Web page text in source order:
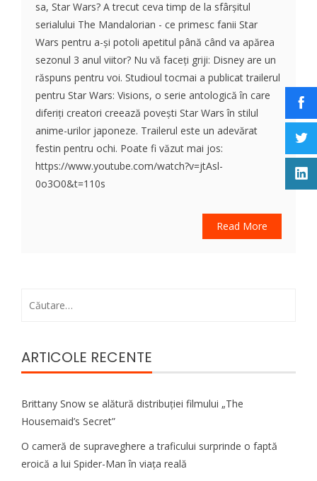
sa, Star Wars? A trecut ceva timp de la sfârșitul
serialului The Mandalorian - ce primesc fanii Star
Wars pentru a-și potoli apetitul până când va apărea
sezonul 3 anul viitor? Nu vă faceți griji: Disney are un
răspuns pentru voi. Studioul tocmai a publicat trailerul
pentru Star Wars: Visions, o serie antologică în care
diferiți creatori creează povești Star Wars în stilul
anime-urilor japoneze. Trailerul este un adevărat
festin pentru ochi. Poate fi văzut mai jos:
https://www.youtube.com/watch?v=jtAsl-
0o3O0&t=110s
Read More
ARTICOLE RECENTE
Brittany Snow se alătură distribuției filmului „The
Housemaid’s Secret”
O cameră de supraveghere a traficului surprinde o faptă
eroică a lui Spider-Man în viața reală